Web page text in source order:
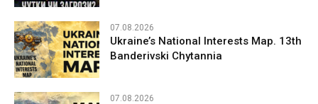
07.08.2026
Ukraine’s National Interests Map. 13th
Banderivski Chytannia
07.08.2026